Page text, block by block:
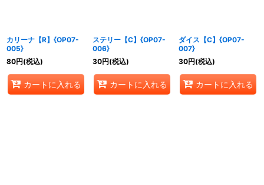
カリーナ【R】{OP07-
005}
80円(税込)
カートに入れる
ステリー【C】{OP07-
006}
30円(税込)
カートに入れる
ダイス【C】{OP07-
007}
30円(税込)
カートに入れる